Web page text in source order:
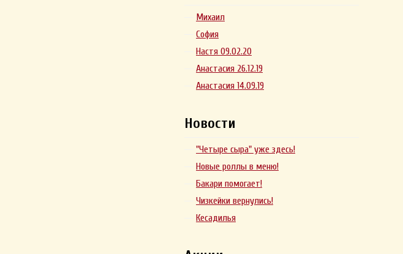
Михаил
София
Настя 09.02.20
Анастасия 26.12.19
Анастасия 14.09.19
Новости
"Четыре сыра" уже здесь!
Новые роллы в меню!
Бакари помогает!
Чизкейки вернулись!
Кесадилья